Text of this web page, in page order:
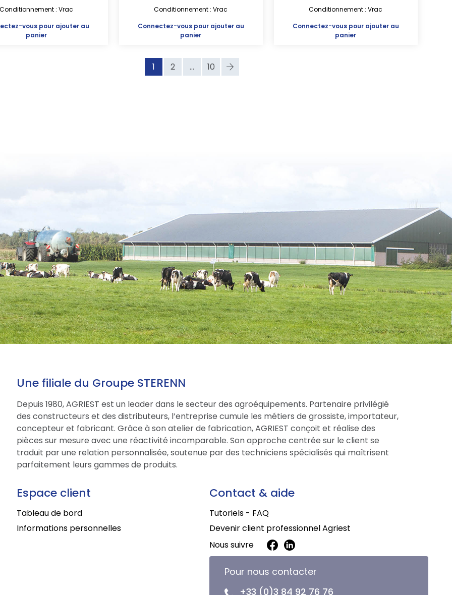
: Vrac
vous pour ajouter au
panier
Conditionnement : Vrac
Connectez-vouspour ajouter au
panier
Conditionnement : Vrac
Connectez-vouspour ajouter au
panier
1 2 ... 10
Une filiale du Groupe STERENN
Depuis 1980, AGRIEST est un leader dans le secteur des agroéquipements. Partenaire privilégié
des constructeurs et des distributeurs, l’entreprise cumule les métiers de grossiste, importateur,
concepteur et fabricant. Grâce à son atelier de fabrication, AGRIEST conçoit et réalise des
pièces sur mesure avec une réactivité incomparable. Son approche centrée sur le client se
traduit par une relation personnalisée, soutenue par des techniciens spécialisés qui maîtrisent
parfaitement leurs gammes de produits.
Espace client
Tableau de bord
Informations personnelles
Contact & aide
Tutoriels - FAQ
Devenir client professionnel Agriest
Nous suivre
Pour nous contacter
+33 (0)3 84 92 76 76